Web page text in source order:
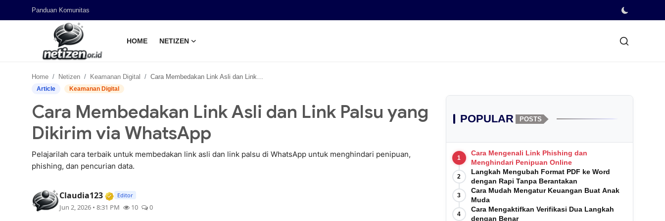
Panduan Komunitas
HOME NETIZEN
Panduan Komunitas
Netizen
Home Netizen Keamanan Digital Cara Membedakan Link Asli dan Link Palsu yang Dikirim via WhatsApp
Article Keamanan Digital
Cara Membedakan Link Asli dan Link Palsu yang
Dikirim via WhatsApp
Pelajarilah cara terbaik untuk membedakan link asli dan link palsu di WhatsApp untuk menghindari penipuan,
phishing, dan pencurian data.
Claudia123 Verified Media or Organization • 23 May, 2026
Editor
Jun 2, 2026 • 8:31 PM 10 0
POPULAR POSTS
1
Cara Mengenali Link Phishing dan
Menghindari Penipuan Online
2
Langkah Mengubah Format PDF ke Word
dengan Rapi Tanpa Berantakan
3
Cara Mudah Mengatur Keuangan Buat Anak
Muda
4
Cara Mengaktifkan Verifikasi Dua Langkah
dengan Benar